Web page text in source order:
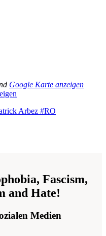
Google Karte anzeigen
Arbez #RO
Fascism,
and Hate!
Medien